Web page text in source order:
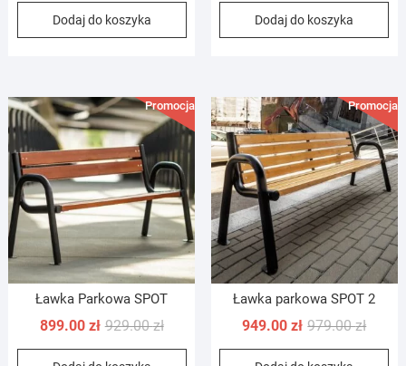
Dodaj do koszyka Dodaj do koszyka
Promocja!
Ławka Parkowa SPOT
929.00złPierwotna
cena
899.00 zł
Aktualna
cena
Promocja!
Ławka parkowa SPOT 2
979.00zł
cena
949.00zł
cena